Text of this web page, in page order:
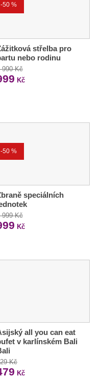
-50 %
střelba pro
nebo rodinu
990 Kč
Kč
-50 %
speciálních
999 Kč
Kč
all you can eat
v karlínském Bali
Kč
Kč